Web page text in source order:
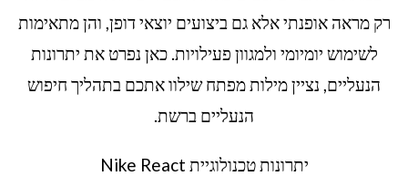
רק מראה אופנתי אלא גם ביצועים יוצאי דופן, והן מתאימות
לשימוש יומיומי ולמגוון פעילויות. כאן נפרט את יתרונות
הנעליים, נציין מילות מפתח שילוו אתכם בתהליך חיפוש
הנעליים ברשת.
יתרונות טכנולוגיית Nike React